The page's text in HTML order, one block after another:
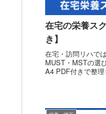
在宅の栄養ス
き】
在宅・訪問リハで
MUST・MSTの選
A4 PDF付きで整理